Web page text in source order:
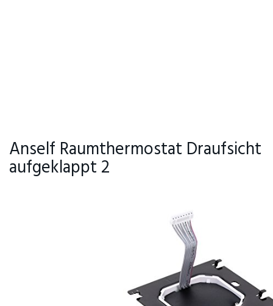
Anself Raumthermostat Draufsicht
aufgeklappt 2